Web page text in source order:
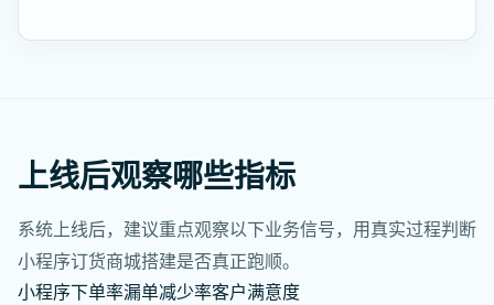
上线后观察哪些指标
系统上线后，建议重点观察以下业务信号，用真实过程判断
小程序订货商城搭建是否真正跑顺。
小程序下单率漏单减少率客户满意度